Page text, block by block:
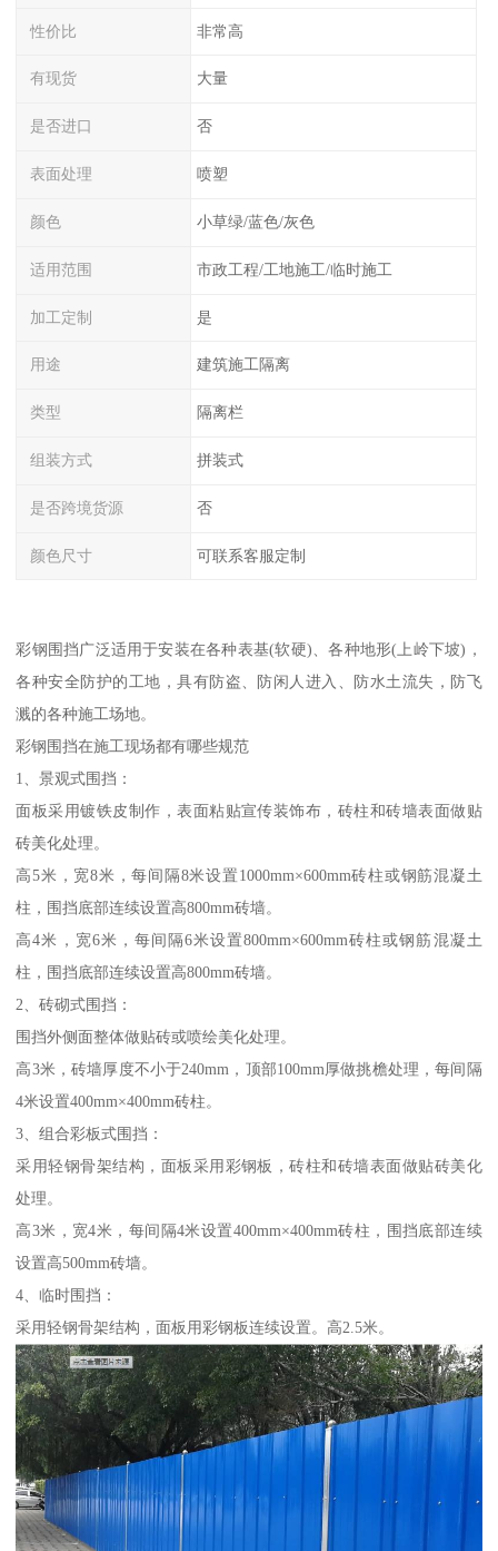
性价比 非常高
有现货 大量
是否进口 否
表面处理 喷塑
颜色 小草绿/蓝色/灰色
适用范围 市政工程/工地施工/临时施工
加工定制 是
用途 建筑施工隔离
类型 隔离栏
组装方式 拼装式
是否跨境货源 否
颜色尺寸 可联系客服定制
彩钢围挡广泛适用于安装在各种表基(软硬)、各种地形(上岭下坡)，
各种安全防护的工地，具有防盗、防闲人进入、防水土流失，防飞
溅的各种施工场地。
彩钢围挡在施工现场都有哪些规范
1、景观式围挡：
面板采用镀铁皮制作，表面粘贴宣传装饰布，砖柱和砖墙表面做贴
砖美化处理。
高5米，宽8米，每间隔8米设置1000mm×600mm砖柱或钢筋混凝土
柱，围挡底部连续设置高800mm砖墙。
高4米，宽6米，每间隔6米设置800mm×600mm砖柱或钢筋混凝土
柱，围挡底部连续设置高800mm砖墙。
2、砖砌式围挡：
围挡外侧面整体做贴砖或喷绘美化处理。
高3米，砖墙厚度不小于240mm，顶部100mm厚做挑檐处理，每间隔
4米设置400mm×400mm砖柱。
3、组合彩板式围挡：
采用轻钢骨架结构，面板采用彩钢板，砖柱和砖墙表面做贴砖美化
处理。
高3米，宽4米，每间隔4米设置400mm×400mm砖柱，围挡底部连续
设置高500mm砖墙。
4、临时围挡：
采用轻钢骨架结构，面板用彩钢板连续设置。高2.5米。